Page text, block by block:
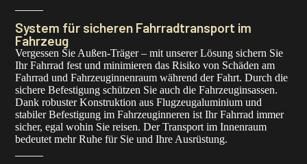
System für sicheren Fahrradtransport im
Fahrzeug
Vergessen Sie Außen-Träger – mit unserer Lösung sichern Sie
Ihr Fahrrad fest und minimieren das Risiko von Schäden am
Fahrrad und Fahrzeuginnenraum während der Fahrt. Durch die
sichere Befestigung schützen Sie auch die Fahrzeuginsassen.
Dank robuster Konstruktion aus Flugzeugaluminium und
stabiler Befestigung im Fahrzeuginneren ist Ihr Fahrrad immer
sicher, egal wohin Sie reisen. Der Transport im Innenraum
bedeutet mehr Ruhe für Sie und Ihre Ausrüstung.